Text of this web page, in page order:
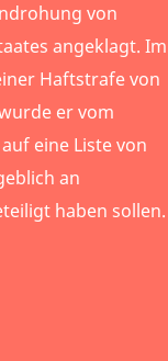
von
angeklagt. Im
Haftstrafe von
er vom
eine Liste von
an
haben sollen.